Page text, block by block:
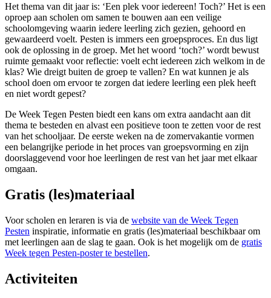
Het thema van dit jaar is: ‘Een plek voor iedereen! Toch?’ Het is een
oproep aan scholen om samen te bouwen aan een veilige
schoolomgeving waarin iedere leerling zich gezien, gehoord en
gewaardeerd voelt. Pesten is immers een groepsproces. En dus ligt
ook de oplossing in de groep. Met het woord ‘toch?’ wordt bewust
ruimte gemaakt voor reflectie: voelt echt iedereen zich welkom in de
klas? Wie dreigt buiten de groep te vallen? En wat kunnen je als
school doen om ervoor te zorgen dat iedere leerling een plek heeft
en niet wordt gepest?
De Week Tegen Pesten biedt een kans om extra aandacht aan dit
thema te besteden en alvast een positieve toon te zetten voor de rest
van het schooljaar. De eerste weken na de zomervakantie vormen
een belangrijke periode in het proces van groepsvorming en zijn
doorslaggevend voor hoe leerlingen de rest van het jaar met elkaar
omgaan.
Gratis (les)materiaal
Voor scholen en leraren is via de website van de Week Tegen
Pesten inspiratie, informatie en gratis (les)materiaal beschikbaar om
met leerlingen aan de slag te gaan. Ook is het mogelijk om de gratis
Week tegen Pesten-poster te bestellen.
Activiteiten